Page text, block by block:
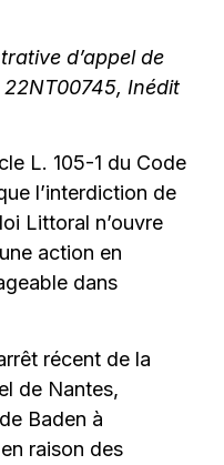
d’appel de
Inédit
L. 105-1 du Code
l’interdiction de
Littoral n’ouvre
action en
dans
récent de la
de Nantes,
Baden à
raison des